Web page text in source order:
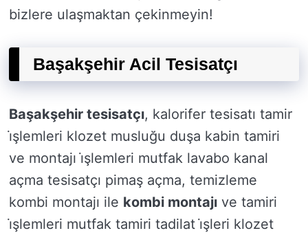
bizlere ulaşmaktan çekinmeyin!
Başakşehir Acil Tesisatçı
Başakşehir tesisatçı, kalorifer tesisatı tamir
i̇şlemleri klozet musluğu duşa kabin tamiri
ve montajı i̇şlemleri mutfak lavabo kanal
açma tesisatçı pimaş açma, temizleme
kombi montajı ile kombi montajı ve tamiri
i̇şlemleri mutfak tamiri tadilat i̇şleri klozet